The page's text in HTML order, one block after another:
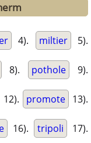
4). miltier 5).
8). pothole 9).
12). promote 13).
16). tripoli 17).